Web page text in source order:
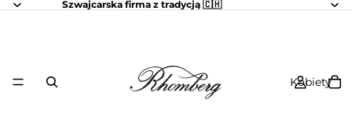
Szwajcarska firma z tradycją 🇨🇭
Kobiety